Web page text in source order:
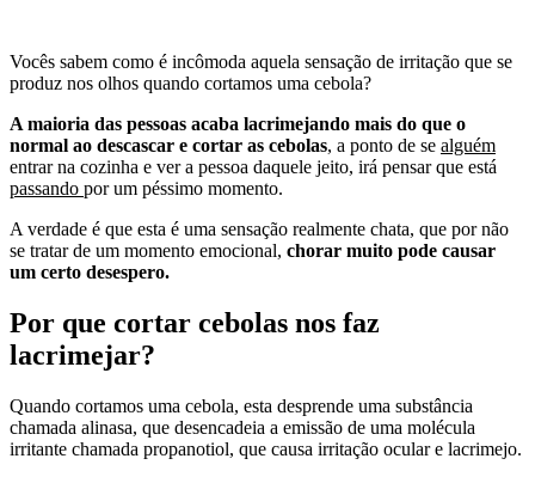
Vocês sabem como é incômoda aquela sensação de irritação que se
produz nos olhos quando cortamos uma cebola?
A maioria das pessoas acaba lacrimejando mais do que o
normal ao descascar e cortar as cebolas, a ponto de se alguém
entrar na cozinha e ver a pessoa daquele jeito, irá pensar que está
passando por um péssimo momento.
A verdade é que esta é uma sensação realmente chata, que por não
se tratar de um momento emocional, chorar muito pode causar
um certo desespero.
Por que cortar cebolas nos faz
lacrimejar?
Quando cortamos uma cebola, esta desprende uma substância
chamada alinasa, que desencadeia a emissão de uma molécula
irritante chamada propanotiol, que causa irritação ocular e lacrimejo.